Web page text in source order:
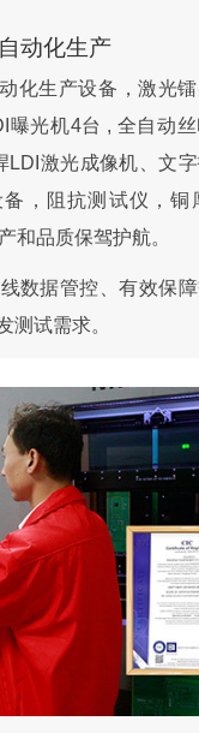
动化生产
化生产设备，激光
曝光机4台 , 全自动
LDI激光成像机、文
，阻抗测试仪，铜
和品质保驾护航。
数据管控、有效保
测试需求。